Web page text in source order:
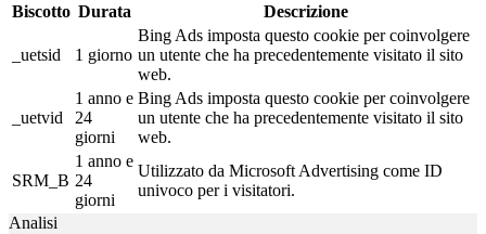
Biscotto Durata Descrizione
_uetsid 1 giorno
Bing Ads imposta questo cookie per coinvolgere
un utente che ha precedentemente visitato il sito
web.
_uetvid
1 anno e
24
giorni
Bing Ads imposta questo cookie per coinvolgere
un utente che ha precedentemente visitato il sito
web.
SRM_B
1 anno e
24
giorni
Utilizzato da Microsoft Advertising come ID
univoco per i visitatori.
Analisi